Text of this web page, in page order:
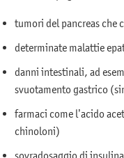
tumori del pancreas che
determinate malattie
danni intestinali, ad
svuotamento gastrico
farmaci come l’acido
chinoloni)
sovradosaggio di